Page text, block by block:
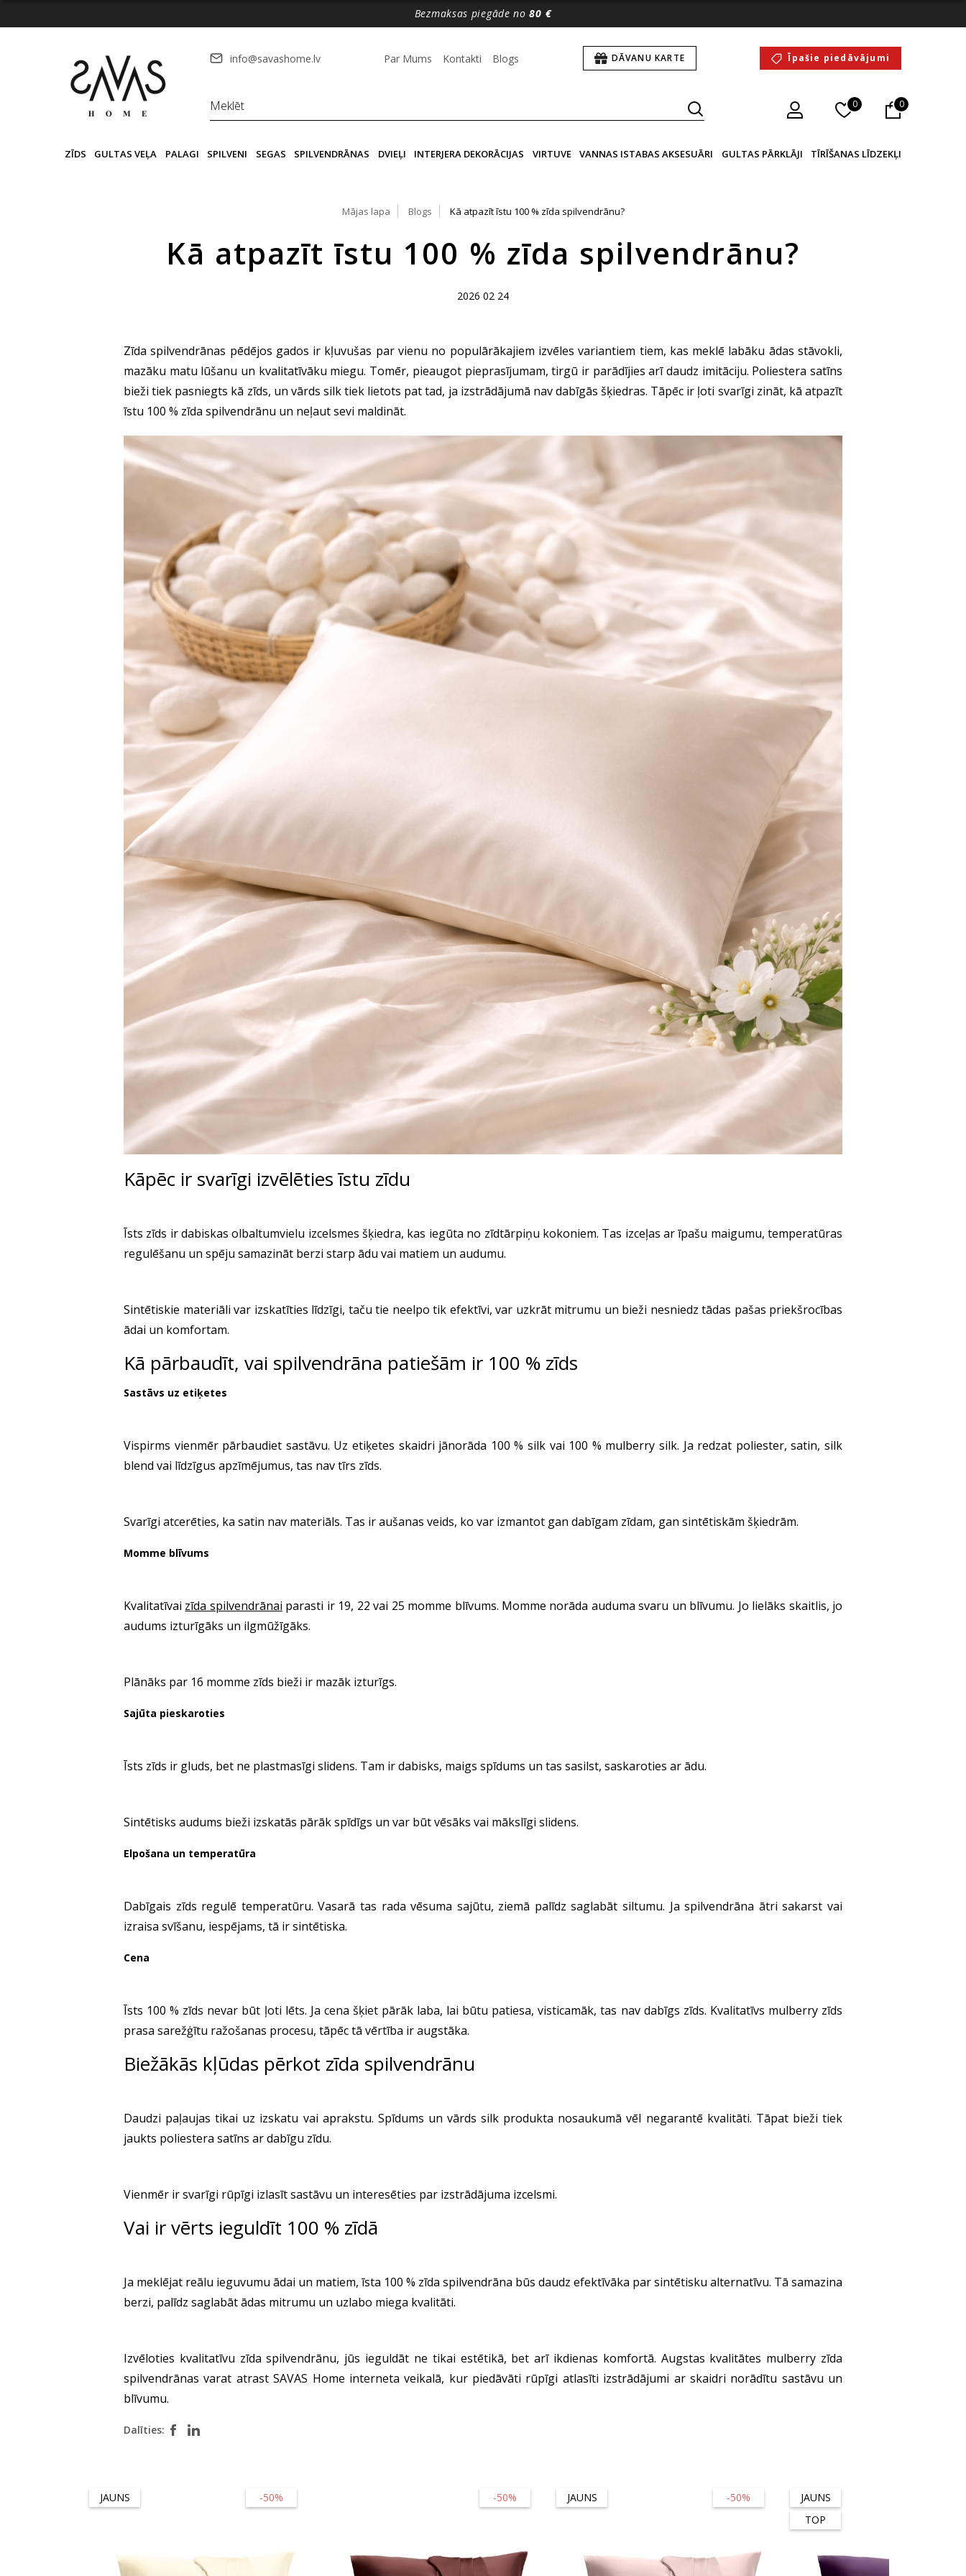
Bezmaksas piegāde no80 €
info@savashome.lv Par Mums Kontakti Blogs DĀVANU KARTE Īpašie piedāvājumi
0 0
ZĪDS GULTAS VEĻA PALAGI SPILVENI SEGAS SPILVENDRĀNAS DVIEĻI INTERJERA DEKORĀCIJAS VIRTUVE VANNAS ISTABAS AKSESUĀRI GULTAS PĀRKLĀJI TĪRĪŠANAS LĪDZEKĻI
Mājas lapa Blogs Kā atpazīt īstu 100 % zīda spilvendrānu?
Kā atpazīt īstu 100 % zīda spilvendrānu?
2026 02 24
Zīda spilvendrānas pēdējos gados ir kļuvušas par vienu no populārākajiem izvēles variantiem tiem, kas meklē labāku ādas stāvokli,
mazāku matu lūšanu un kvalitatīvāku miegu. Tomēr, pieaugot pieprasījumam, tirgū ir parādījies arī daudz imitāciju. Poliestera satīns
bieži tiek pasniegts kā zīds, un vārds silk tiek lietots pat tad, ja izstrādājumā nav dabīgās šķiedras. Tāpēc ir ļoti svarīgi zināt, kā atpazīt
īstu 100 % zīda spilvendrānu un neļaut sevi maldināt.
Kāpēc ir svarīgi izvēlēties īstu zīdu
Īsts zīds ir dabiskas olbaltumvielu izcelsmes šķiedra, kas iegūta no zīdtārpiņu kokoniem. Tas izceļas ar īpašu maigumu, temperatūras
regulēšanu un spēju samazināt berzi starp ādu vai matiem un audumu.
Sintētiskie materiāli var izskatīties līdzīgi, taču tie neelpo tik efektīvi, var uzkrāt mitrumu un bieži nesniedz tādas pašas priekšrocības
ādai un komfortam.
Kā pārbaudīt, vai spilvendrāna patiešām ir 100 % zīds
Sastāvs uz etiķetes
Vispirms vienmēr pārbaudiet sastāvu. Uz etiķetes skaidri jānorāda 100 % silk vai 100 % mulberry silk. Ja redzat poliester, satin, silk
blend vai līdzīgus apzīmējumus, tas nav tīrs zīds.
Svarīgi atcerēties, ka satin nav materiāls. Tas ir aušanas veids, ko var izmantot gan dabīgam zīdam, gan sintētiskām šķiedrām.
Momme blīvums
Kvalitatīvai zīda spilvendrānai parasti ir 19, 22 vai 25 momme blīvums. Momme norāda auduma svaru un blīvumu. Jo lielāks skaitlis, jo
audums izturīgāks un ilgmūžīgāks.
Plānāks par 16 momme zīds bieži ir mazāk izturīgs.
Sajūta pieskaroties
Īsts zīds ir gluds, bet ne plastmasīgi slidens. Tam ir dabisks, maigs spīdums un tas sasilst, saskaroties ar ādu.
Sintētisks audums bieži izskatās pārāk spīdīgs un var būt vēsāks vai mākslīgi slidens.
Elpošana un temperatūra
Dabīgais zīds regulē temperatūru. Vasarā tas rada vēsuma sajūtu, ziemā palīdz saglabāt siltumu. Ja spilvendrāna ātri sakarst vai
izraisa svīšanu, iespējams, tā ir sintētiska.
Cena
Īsts 100 % zīds nevar būt ļoti lēts. Ja cena šķiet pārāk laba, lai būtu patiesa, visticamāk, tas nav dabīgs zīds. Kvalitatīvs mulberry zīds
prasa sarežģītu ražošanas procesu, tāpēc tā vērtība ir augstāka.
Biežākās kļūdas pērkot zīda spilvendrānu
Daudzi paļaujas tikai uz izskatu vai aprakstu. Spīdums un vārds silk produkta nosaukumā vēl negarantē kvalitāti. Tāpat bieži tiek
jaukts poliestera satīns ar dabīgu zīdu.
Vienmēr ir svarīgi rūpīgi izlasīt sastāvu un interesēties par izstrādājuma izcelsmi.
Vai ir vērts ieguldīt 100 % zīdā
Ja meklējat reālu ieguvumu ādai un matiem, īsta 100 % zīda spilvendrāna būs daudz efektīvāka par sintētisku alternatīvu. Tā samazina
berzi, palīdz saglabāt ādas mitrumu un uzlabo miega kvalitāti.
Izvēloties kvalitatīvu zīda spilvendrānu, jūs ieguldāt ne tikai estētikā, bet arī ikdienas komfortā. Augstas kvalitātes mulberry zīda
spilvendrānas varat atrast SAVAS Home interneta veikalā, kur piedāvāti rūpīgi atlasīti izstrādājumi ar skaidri norādītu sastāvu un
blīvumu.
Dalīties:
-50%
JAUNS -50% -50%
JAUNS
JAUNS
TOP